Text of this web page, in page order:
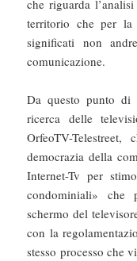
che riguarda
territorio che per la
significati non
comunicazione.
Da questo punto di
ricerca delle
OrfeoTV-
democrazia della
Internet-Tv per
condominiali» che
schermo del
con la
stesso processo che